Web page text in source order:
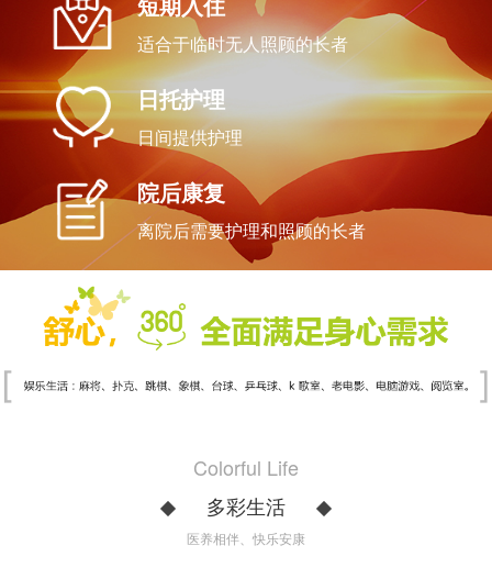
短期入住
适合于临时无人照顾的长者
日托护理
日间提供护理
院后康复
离院后需要护理和照顾的长者
Colorful Life
多彩生活
医养相伴、快乐安康